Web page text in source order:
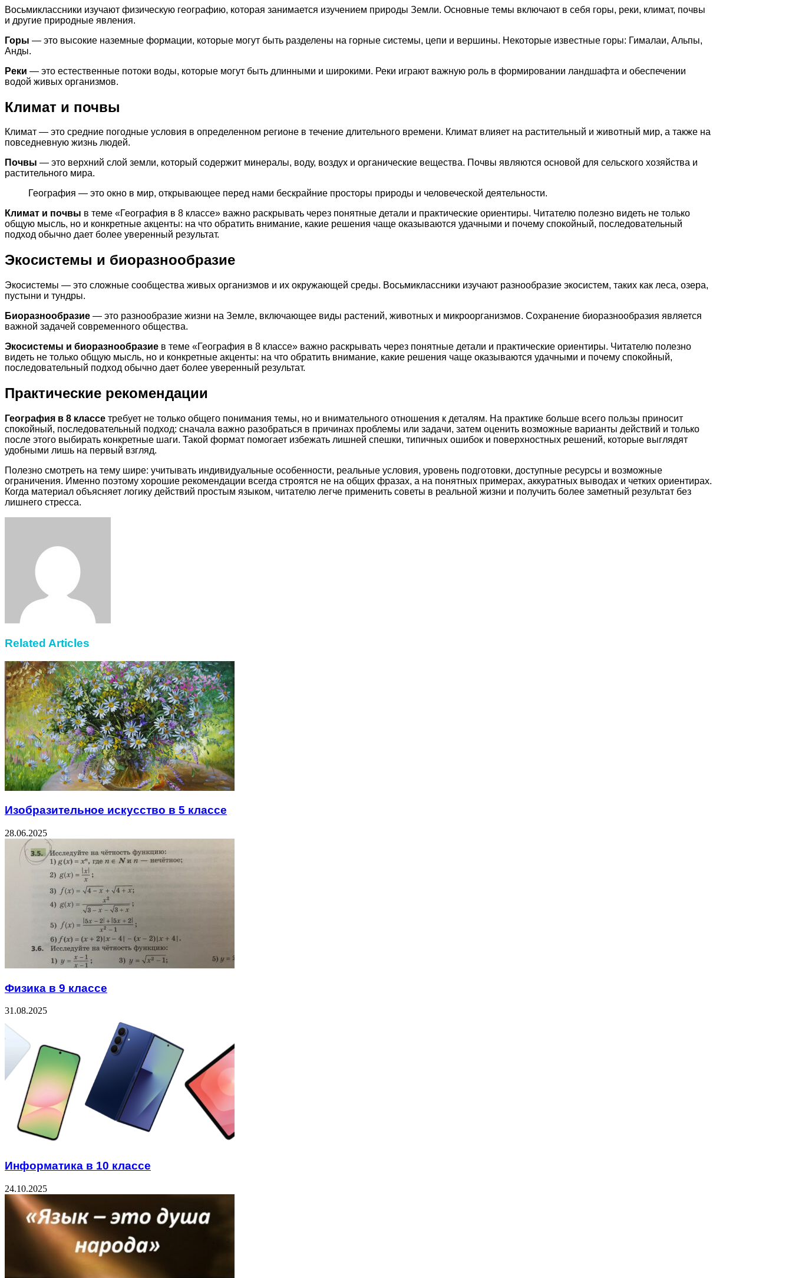
Восьмиклассники изучают физическую географию, которая занимается изучением природы Земли. Основные темы включают в себя горы, реки, климат, почвы
и другие природные явления.
Горы — это высокие наземные формации, которые могут быть разделены на горные системы, цепи и вершины. Некоторые известные горы: Гималаи, Альпы,
Анды.
Реки — это естественные потоки воды, которые могут быть длинными и широкими. Реки играют важную роль в формировании ландшафта и обеспечении
водой живых организмов.
Климат и почвы
Климат — это средние погодные условия в определенном регионе в течение длительного времени. Климат влияет на растительный и животный мир, а также на
повседневную жизнь людей.
Почвы — это верхний слой земли, который содержит минералы, воду, воздух и органические вещества. Почвы являются основой для сельского хозяйства и
растительного мира.
География — это окно в мир, открывающее перед нами бескрайние просторы природы и человеческой деятельности.
Климат и почвы в теме «География в 8 классе» важно раскрывать через понятные детали и практические ориентиры. Читателю полезно видеть не только
общую мысль, но и конкретные акценты: на что обратить внимание, какие решения чаще оказываются удачными и почему спокойный, последовательный
подход обычно дает более уверенный результат.
Экосистемы и биоразнообразие
Экосистемы — это сложные сообщества живых организмов и их окружающей среды. Восьмиклассники изучают разнообразие экосистем, таких как леса, озера,
пустыни и тундры.
Биоразнообразие — это разнообразие жизни на Земле, включающее виды растений, животных и микроорганизмов. Сохранение биоразнообразия является
важной задачей современного общества.
Экосистемы и биоразнообразие в теме «География в 8 классе» важно раскрывать через понятные детали и практические ориентиры. Читателю полезно
видеть не только общую мысль, но и конкретные акценты: на что обратить внимание, какие решения чаще оказываются удачными и почему спокойный,
последовательный подход обычно дает более уверенный результат.
Практические рекомендации
География в 8 классе требует не только общего понимания темы, но и внимательного отношения к деталям. На практике больше всего пользы приносит
спокойный, последовательный подход: сначала важно разобраться в причинах проблемы или задачи, затем оценить возможные варианты действий и только
после этого выбирать конкретные шаги. Такой формат помогает избежать лишней спешки, типичных ошибок и поверхностных решений, которые выглядят
удобными лишь на первый взгляд.
Полезно смотреть на тему шире: учитывать индивидуальные особенности, реальные условия, уровень подготовки, доступные ресурсы и возможные
ограничения. Именно поэтому хорошие рекомендации всегда строятся не на общих фразах, а на понятных примерах, аккуратных выводах и четких ориентирах.
Когда материал объясняет логику действий простым языком, читателю легче применить советы в реальной жизни и получить более заметный результат без
лишнего стресса.
Related Articles
Изобразительное искусство в 5 классе
28.06.2025
Физика в 9 классе
31.08.2025
Информатика в 10 классе
24.10.2025